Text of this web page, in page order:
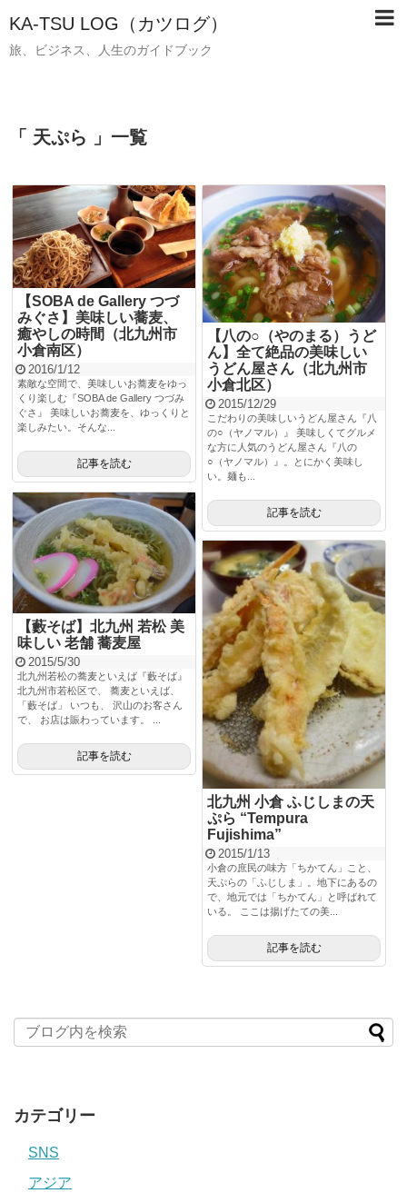
KA-TSU LOG（カツログ）
旅、ビジネス、人生のガイドブック
「 天ぷら 」一覧
【SOBA de Gallery つづ
みぐさ】美味しい蕎麦、
癒やしの時間（北九州市
小倉南区）
2016/1/12
素敵な空間で、美味しいお蕎麦をゆっ
くり楽しむ『SOBA de Gallery つづみ
ぐさ』 美味しいお蕎麦を、ゆっくりと
楽しみたい。そんな...
記事を読む
【八の○（やのまる）うど
ん】全て絶品の美味しい
うどん屋さん（北九州市
小倉北区）
2015/12/29
こだわりの美味しいうどん屋さん『八
の○（ヤノマル）』 美味しくてグルメ
な方に人気のうどん屋さん『八の
○（ヤノマル）』。とにかく美味し
い。麺も...
記事を読む
【藪そば】北九州 若松 美
味しい 老舗 蕎麦屋
2015/5/30
北九州若松の蕎麦といえば『藪そば』
北九州市若松区で、 蕎麦といえば、
「藪そば」 いつも、 沢山のお客さん
で、 お店は賑わっています。 ...
記事を読む
北九州 小倉 ふじしまの天
ぷら “Tempura
Fujishima”
2015/1/13
小倉の庶民の味方「ちかてん」こと、
天ぷらの「ふじしま」。地下にあるの
で、地元では「ちかてん」と呼ばれて
いる。 ここは揚げたての美...
記事を読む
カテゴリー
SNS
アジア